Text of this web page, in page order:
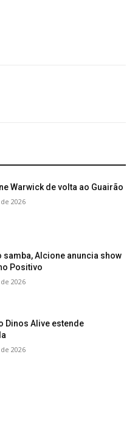
Warwick de volta ao Guairão
2026
samba, Alcione anuncia show
Positivo
2026
Dinos Alive estende
2026